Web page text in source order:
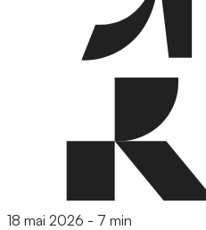
18 mai 2026 - 7 min